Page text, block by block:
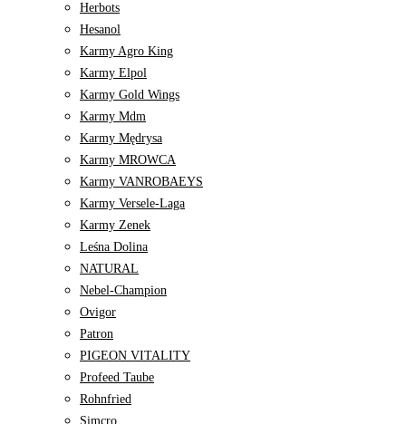
Herbots
Hesanol
Karmy Agro King
Karmy Elpol
Karmy Gold Wings
Karmy Mdm
Karmy Mędrysa
Karmy MROWCA
Karmy VANROBAEYS
Karmy Versele-Laga
Karmy Zenek
Leśna Dolina
NATURAL
Nebel-Champion
Ovigor
Patron
PIGEON VITALITY
Profeed Taube
Rohnfried
Simcro